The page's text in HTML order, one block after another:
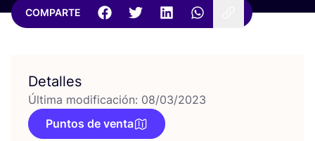
COMPARTE
Detalles
Última modificación: 08/03/2023
Puntos de venta